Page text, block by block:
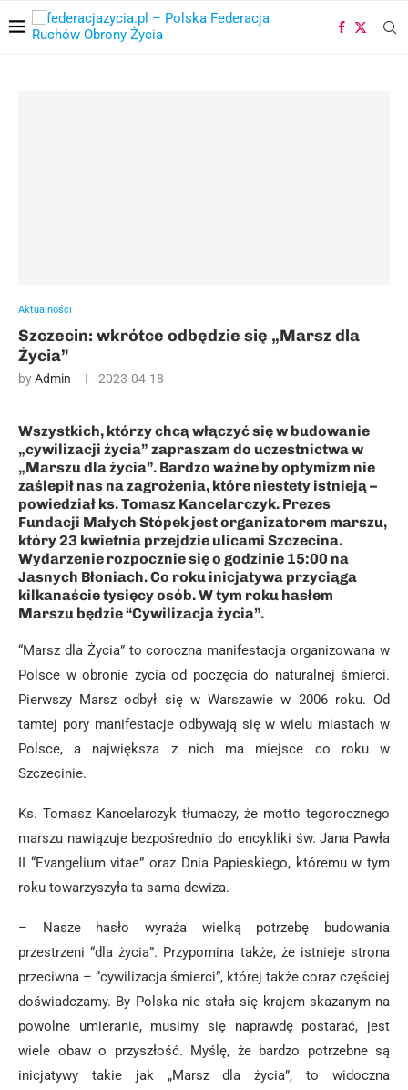
Aktualności
Szczecin: wkrótce odbędzie się „Marsz dla
Życia”
byAdmin 2023-04-18
Wszystkich, którzy chcą włączyć się w budowanie
„cywilizacji życia” zapraszam do uczestnictwa w
„Marszu dla życia”. Bardzo ważne by optymizm nie
zaślepił nas na zagrożenia, które niestety istnieją –
powiedział ks. Tomasz Kancelarczyk. Prezes
Fundacji Małych Stópek jest organizatorem marszu,
który 23 kwietnia przejdzie ulicami Szczecina.
Wydarzenie rozpocznie się o godzinie 15:00 na
Jasnych Błoniach. Co roku inicjatywa przyciąga
kilkanaście tysięcy osób. W tym roku hasłem
Marszu będzie “Cywilizacja życia”.
“Marsz dla Życia” to coroczna manifestacja organizowana w
Polsce w obronie życia od poczęcia do naturalnej śmierci.
Pierwszy Marsz odbył się w Warszawie w 2006 roku. Od
tamtej pory manifestacje odbywają się w wielu miastach w
Polsce, a największa z nich ma miejsce co roku w
Szczecinie.
Ks. Tomasz Kancelarczyk tłumaczy, że motto tegorocznego
marszu nawiązuje bezpośrednio do encykliki św. Jana Pawła
II “Evangelium vitae” oraz Dnia Papieskiego, któremu w tym
roku towarzyszyła ta sama dewiza.
– Nasze hasło wyraża wielką potrzebę budowania
przestrzeni “dla życia”. Przypomina także, że istnieje strona
przeciwna – “cywilizacja śmierci”, której także coraz częściej
doświadczamy. By Polska nie stała się krajem skazanym na
powolne umieranie, musimy się naprawdę postarać, jest
wiele obaw o przyszłość. Myślę, że bardzo potrzebne są
inicjatywy takie jak „Marsz dla życia”, to widoczna